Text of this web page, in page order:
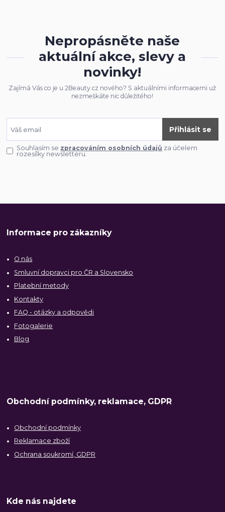
Nepropásněte naše
aktuální akce, slevy a
novinky!
Zajímá Vás co je u 2Beauty.cz nového? S aktuálními informacemi už
nezmeškáte nic důležitého!
Přihlásit se
Souhlasím se zpracováním osobních údajů za účelem
rozesílky newsletteru.
Informace pro zákazníky
O nás
Smluvní dopravci pro ČR a Slovensko
Platební metody
Kontakty
FAQ - otázky a odpovědi
Fotogalerie
Blog
Obchodní podmínky, reklamace, GDPR
Obchodní podmínky
Reklamace zboží
Ochrana soukromí, GDPR
Kde nás najdete